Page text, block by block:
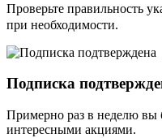
Проверьте правильность
при необходимости.
Подписка
Примерно раз в неделю вы
интересными акциями.